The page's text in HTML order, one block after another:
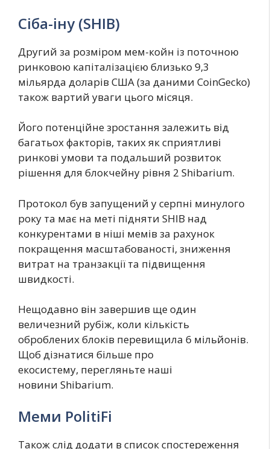
Сіба-іну (SHIB)
Другий за розміром мем-койн із поточною
ринковою капіталізацією близько 9,3
мільярда доларів США (за даними CoinGecko)
також вартий уваги цього місяця.
Його потенційне зростання залежить від
багатьох факторів, таких як сприятливі
ринкові умови та подальший розвиток
рішення для блокчейну рівня 2 Shibarium.
Протокол був запущений у серпні минулого
року та має на меті підняти SHIB над
конкурентами в ніші мемів за рахунок
покращення масштабованості, зниження
витрат на транзакції та підвищення
швидкості.
Нещодавно він завершив ще один
величезний рубіж, коли кількість
оброблених блоків перевищила 6 мільйонів.
Щоб дізнатися більше про
екосистему, перегляньте наші
новини Shibarium.
Меми PolitiFi
Також слід додати в список спостереження